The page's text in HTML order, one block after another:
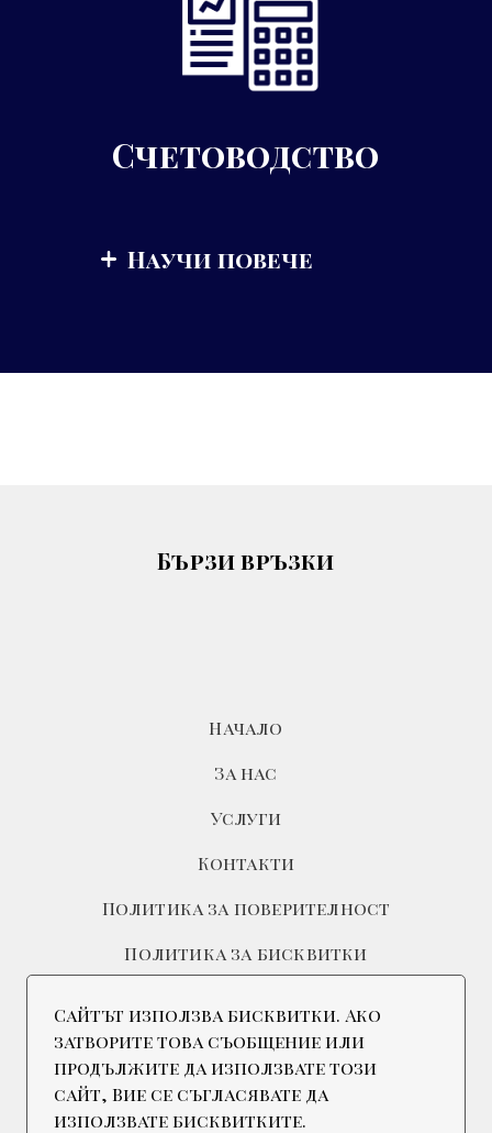
Сайтът използва бисквитки. Ако
затворите това съобщение или
продължите да използвате този
сайт, Вие се съгласявате да
използвате бисквитките.
Счетоводство
Научи повече
Бързи връзки
Начало
За нас
Услуги
Контакти
Политика за поверителност
Политика за бисквитки
Свържете се с нас